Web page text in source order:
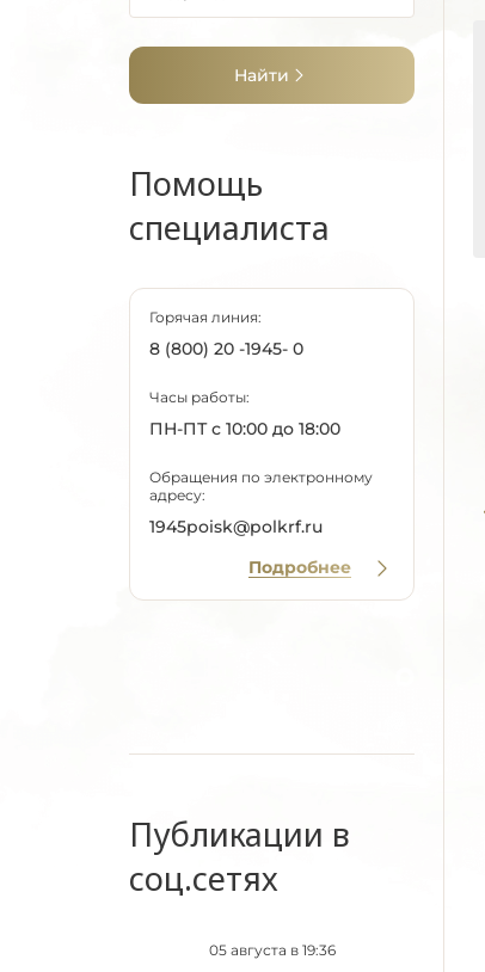
Найти
Помощь
специалиста
Горячая линия:
8 (800) 20 -1945- 0
Часы работы:
ПН-ПТ с 10:00 до 18:00
Обращения по электронному
адресу:
1945poisk@polkrf.ru
Подробнее
Публикации в
соц.сетях
05 августа в 19:36